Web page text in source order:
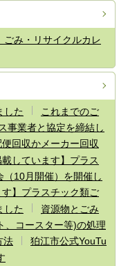
み・リサイクルカレ
した
これまでのご
事業者と協定を締結し
回収かメーカー回収
載しています】プラス
10月開催）を開催し
す】プラスチック類ご
した
資源物とごみ
、コースター等)の処理
法
狛江市公式YouTu